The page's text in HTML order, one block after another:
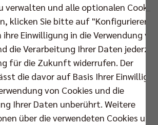
Standortinformationen
Max-Schmeling-
Halle
Karte
verwalten und alle optionalen Cookies
klicken Sie bitte auf "Konfigurieren".
ihre Einwilligung in die Verwendung
die Verarbeitung Ihrer Daten
für die Zukunft widerrufen. Der
die davor auf Basis Ihrer
von Cookies und die
Ihrer Daten unberührt. Weitere
über die verwendeten Cookies und